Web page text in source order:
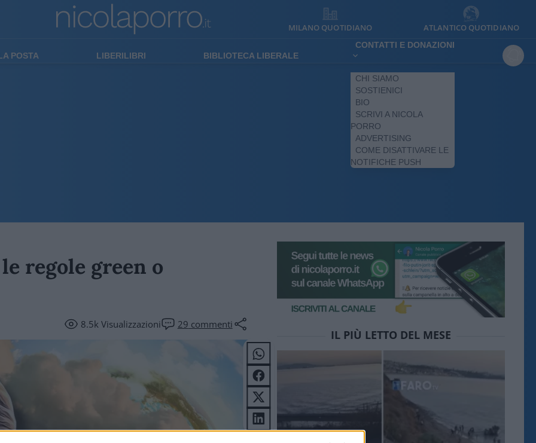
MILANO QUOTIDIANO ATLANTICO QUOTIDIANO
POSTA LIBERILIBRI BIBLIOTECA LIBERALE
CONTATTI E DONAZIONI
CHI SIAMO
SOSTIENICI
BIO
SCRIVI A NICOLA
PORRO
ADVERTISING
COME DISATTIVARE LE
NOTIFICHE PUSH
regole green o
8.5kVisualizzazioni 29 commenti
IL PIÙ LETTO DEL MESE